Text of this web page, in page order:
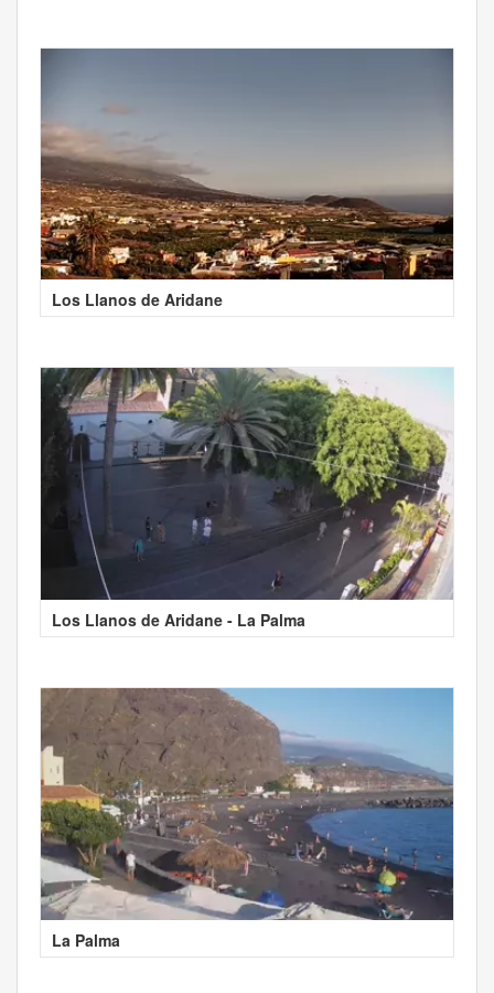
Los Llanos de Aridane
Los Llanos de Aridane - La Palma
La Palma